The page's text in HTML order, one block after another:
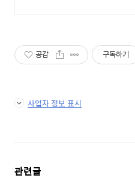
공감 구독하기
사업자 정보 표시
관련글